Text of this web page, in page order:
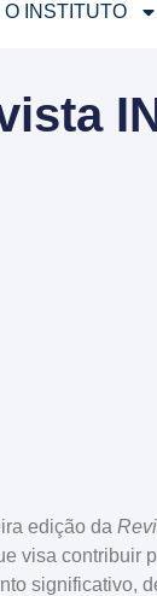
O INSTITUTO
edição da
visa contribuir
significativo,